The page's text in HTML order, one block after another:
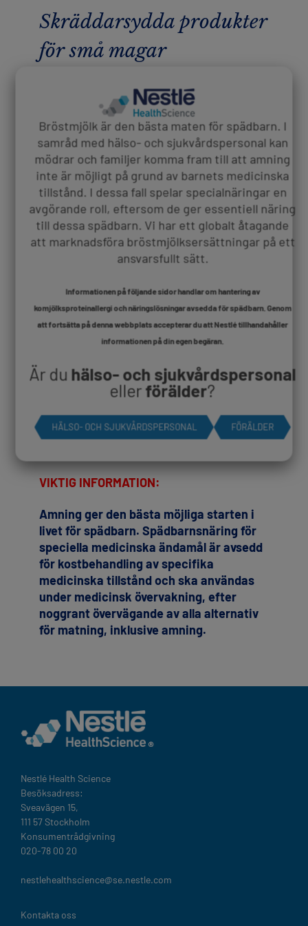
Skräddarsydda produkter
för små magar
Alfamino®Junior
Alfamino® Junior är vårt förstahandsval, efter
komjölksproteinallergi och/eller multipla
livsmedelsallergier/födoämnesallergier
Visa produkt
VIKTIG INFORMATION:
Amning ger den bästa möjliga starten i
livet för spädbarn. Spädbarnsnäring för
speciella medicinska ändamål är avsedd
för kostbehandling av specifika
medicinska tillstånd och ska användas
under medicinsk övervakning, efter
noggrant övervägande av alla alternativ
för matning, inklusive amning.
Nestlé Health Science​
Besöksadress:
Sveavägen 15,
111 57 Stockholm
Konsumentrådgivning
020-78 00 20
nestlehealthscience@se.nestle.com​
Legal
Kontakta oss
Bröstmjölk är den bästa maten för spädbarn. I
samråd med hälso- och sjukvårdspersonal kan
mödrar och familjer komma fram till att amning
inte är möjligt på grund av barnets medicinska
tillstånd. I dessa fall spelar specialnäringar en
avgörande roll, eftersom de ger essentiell näring
till dessa spädbarn. Vi har ett globalt åtagande
att marknadsföra bröstmjölksersättningar på ett
ansvarsfullt sätt.
Informationen på följande sidor handlar om hantering av
komjölksproteinallergi och näringslösningar avsedda för spädbarn. Genom
att fortsätta på denna webbplats accepterar du att Nestlé tillhandahåller
informationen på din egen begäran.
Är du hälso- och sjukvårdspersonal
eller förälder?
HÄLSO- OCH SJUKVÅRDSPERSONAL FÖRÄLDER